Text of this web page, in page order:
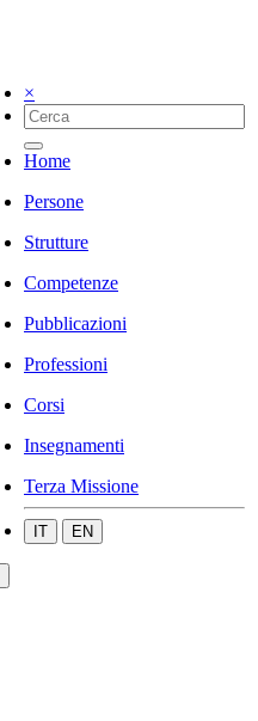
×
Home
Persone
Strutture
Competenze
Pubblicazioni
Professioni
Corsi
Insegnamenti
Terza Missione
IT EN